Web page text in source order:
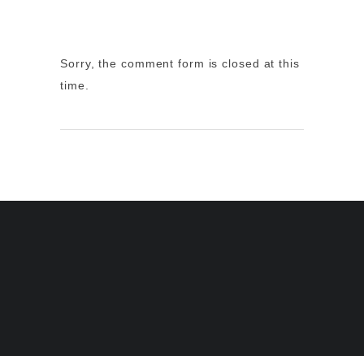
Sorry, the comment form is closed at this
time.